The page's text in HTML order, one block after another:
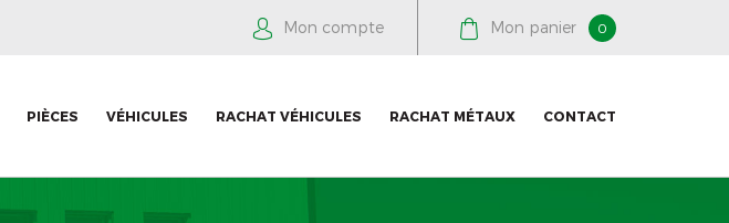
Mon compte Mon panier 0
PIÈCES VÉHICULES RACHAT VÉHICULES RACHAT MÉTAUX CONTACT